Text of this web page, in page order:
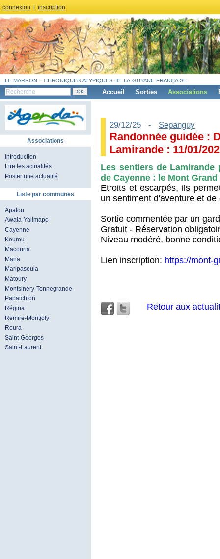
connexion inscription
le marron - chroniques atypiques de la guyane française
Accueil Sorties Associations
Associations
Introduction
Lire les actualités
Poster une actualité
Liste par communes
Apatou
Awala-Yalimapo
Cayenne
Kourou
Macouria
Mana
Maripasoula
Matoury
Montsinéry-Tonnegrande
Papaichton
Régina
Remire-Montjoly
Roura
Saint-Georges
Saint-Laurent
29/12/25 - Sepanguy
Randonnée guidée :
Lamirande : 11/01/
Les sentiers de
de Cayenne : le Mont Grand
Etroits et escarpés, ils
un sentiment d'aventure et de
Sortie commentée par un
Gratuit - Réservation
Niveau modéré, bonne
Lien inscription: https://mont-
Retour aux